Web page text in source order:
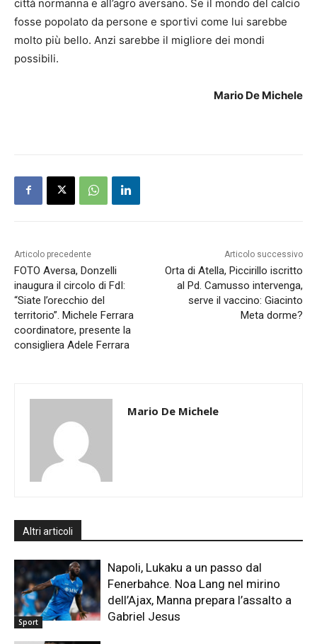
città normanna e all’agro aversano. Se il mondo del calcio
fosse popolato da persone e sportivi come lui sarebbe
molto più bello. Anzi sarebbe il migliore dei mondi
possibili.
Mario De Michele
Articolo precedente
FOTO Aversa, Donzelli
inaugura il circolo di FdI:
“Siate l’orecchio del
territorio”. Michele Ferrara
coordinatore, presente la
consigliera Adele Ferrara
Articolo successivo
Orta di Atella, Piccirillo iscritto
al Pd. Camusso intervenga,
serve il vaccino: Giacinto
Meta dorme?
Mario De Michele
Altri articoli
Sport
Napoli, Lukaku a un passo dal
Fenerbahce. Noa Lang nel mirino
dell’Ajax, Manna prepara l’assalto a
Gabriel Jesus